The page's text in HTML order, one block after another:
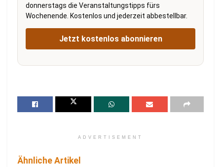
donnerstags die Veranstaltungstipps fürs
Wochenende. Kostenlos und jederzeit abbestellbar.
Jetzt kostenlos abonnieren
ADVERTISEMENT
Ähnliche Artikel